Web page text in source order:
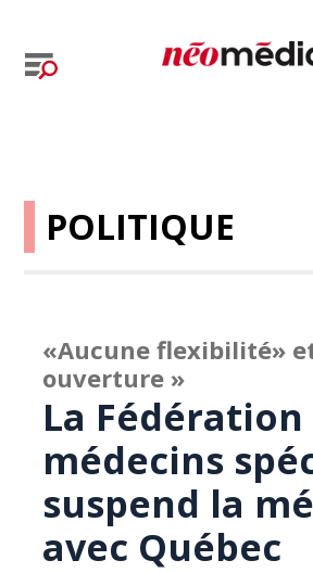
POLITIQUE
«Aucune flexibilité»
ouverture »
La Fédération
médecins
suspend la
avec Québec